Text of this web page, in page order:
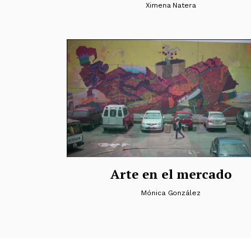
Ximena Natera
Arte en el mercado
Mónica González